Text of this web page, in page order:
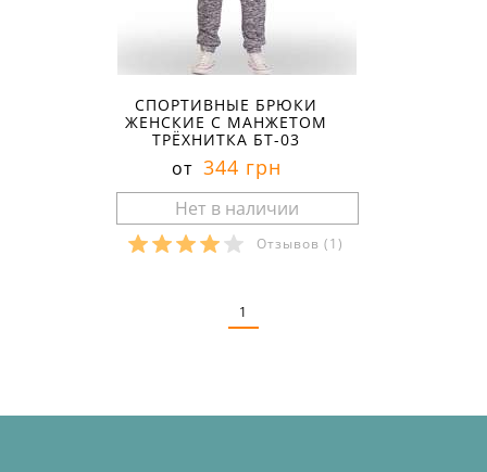
СПОРТИВНЫЕ БРЮКИ
ЖЕНСКИЕ С МАНЖЕТОМ
ТРЁХНИТКА БТ-03
от 344 грн
Отзывов (1)
1